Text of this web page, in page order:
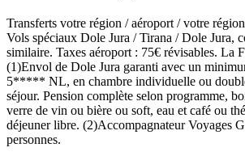
Transferts votre région / aéroport / votre
Vols spéciaux Dole Jura / Tirana / Dole Jura,
similaire. Taxes aéroport : 75€ révisables. La
(1)Envol de Dole Jura garanti avec un
5***** NL, en chambre individuelle ou
séjour. Pension complète selon programme,
verre de vin ou bière ou soft, eau et café ou
déjeuner libre. (2)Accompagnateur Voyages
personnes.